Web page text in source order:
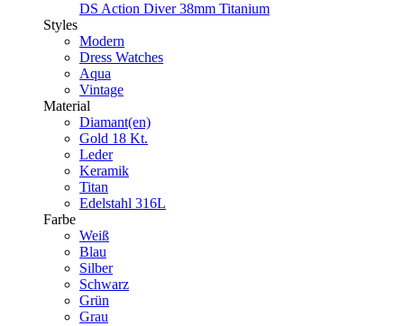
DS Action Diver 38mm Titanium
Styles
Modern
Dress Watches
Aqua
Vintage
Material
Diamant(en)
Gold 18 Kt.
Leder
Keramik
Titan
Edelstahl 316L
Farbe
Weiß
Blau
Silber
Schwarz
Grün
Grau